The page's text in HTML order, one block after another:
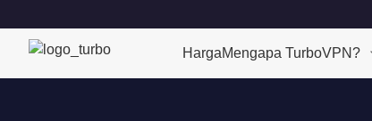
HargaMengapa TurboVPN?